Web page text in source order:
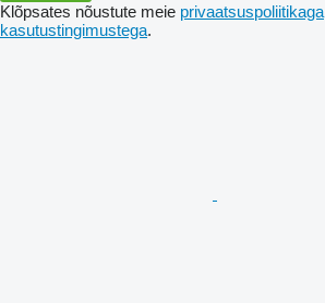
Klõpsates nõustute meie privaatsuspoliitikaga
kasutustingimustega.